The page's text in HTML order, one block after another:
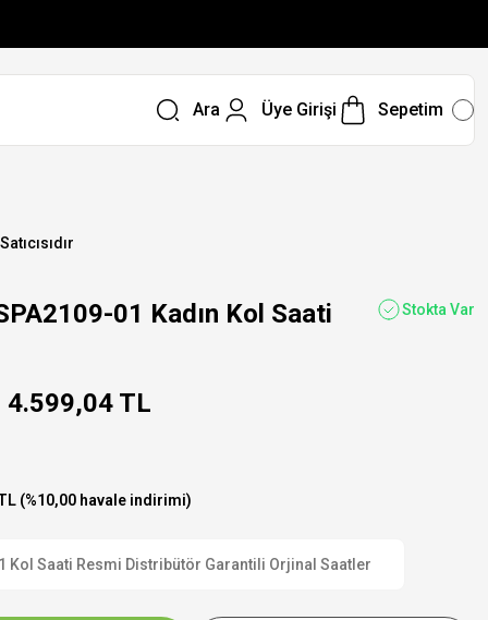
Ara Üye Girişi Sepetim
01 Kadın Kol Saati Stokta Var
4.599,04 TL
(%10,00 havale indirimi)
Kol Saati Resmi Distribütör Garantili Orjinal Saatler